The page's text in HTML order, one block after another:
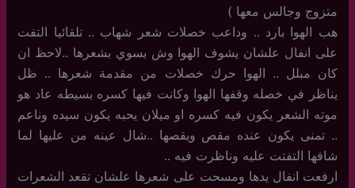
متزوج وجالس معها )
هب الهوا بارد .. وداعب خصلات شعر شهاب .. تلقائيا التفت
على انفال علشان يشوف الهوا وش بسوي بشعرها ..لاحظ ان
كان مبلل .. الهوا حرك خصلات من مقدمة شعرها .. ظل
يناظر في خصله وقفها الهوا وكانت فيها كسره بسيطه عاد هو
موته الشعر يكون فيه كسره او ميلان يحبه يكون سيده وناعم
.. تمنى يكون عنده مقص ويقصها ..شال عينه من عليها لما
شافها التفتت عليه وناظرت فيه ..
ارفعت انفال يدها ومسحت على شعرها علشان تقعد الشعرات